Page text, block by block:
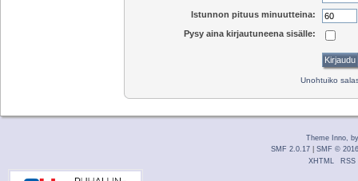
Istunnon pituus minuutteina:
Pysy aina kirjautuneena sisälle:
Unohtuiko
Theme Inno,
SMF 2.0.17
SMF © 2016
XHTML
RSS